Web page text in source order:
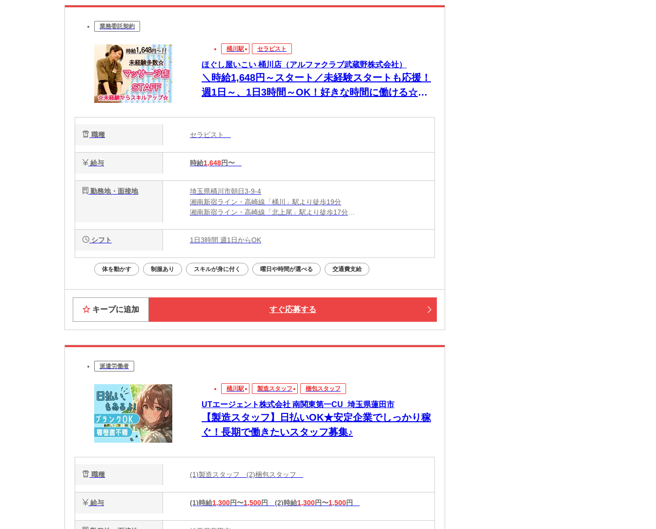
業務委託契約
桶川駅 セラピスト
ほぐし屋いこい 桶川店（アルファクラブ武蔵野株式会社）
＼時給1,648円～スタート／未経験スタートも応援！
週1日～、1日3時間～OK！好きな時間に働ける☆マ
職種 セラピスト
給与 時給1,648円〜
勤務地・面接地
埼玉県桶川市朝日3-9-4
湘南新宿ライン・高崎線「桶川」駅より徒歩19分
湘南新宿ライン・高崎線「北上尾」駅より徒歩17分
シフト 1日3時間 週1日からOK
体を動かす 制服あり スキルが身に付く 曜日や時間が選べる 交通費支給
キープに追加 すぐ応募する
派遣労働者
桶川駅 製造スタッフ 梱包スタッフ
UTエージェント株式会社 南関東第一CU_埼玉県蓮田市
【製造スタッフ】日払いOK★安定企業でしっかり稼
ぐ！長期で働きたいスタッフ募集♪
職種 (1)製造スタッフ (2)梱包スタッフ
給与 (1)時給1,300円〜1,500円 (2)時給1,300円〜1,500円